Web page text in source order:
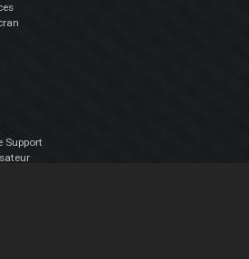
Support